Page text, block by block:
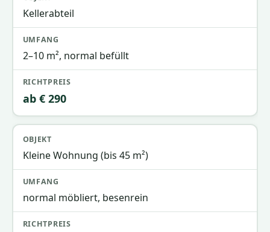
Kellerabteil
2–10 m², normal befüllt
ab € 290
Kleine Wohnung (bis 45 m²)
normal möbliert, besenrein